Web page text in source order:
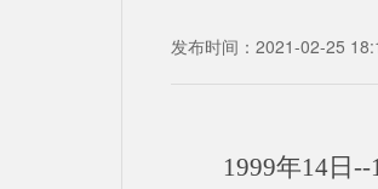
发布时间：2021-02-25
1999年14日